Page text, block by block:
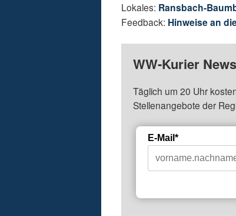
Lokales: Ransbach-
Feedback: Hinweise an
WW-Kurier
Täglich um 20 Uhr
Stellenangebote der
E-Mail*